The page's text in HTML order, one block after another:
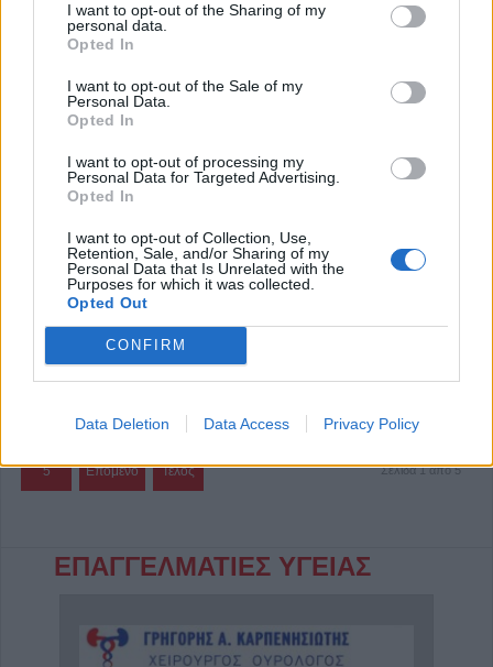
I want to opt-out of the Sharing of my
personal data.
Opted In
I want to opt-out of the Sale of my
Personal Data.
Opted In
I want to opt-out of processing my
Personal Data for Targeted Advertising.
Opted In
I want to opt-out of Collection, Use,
Retention, Sale, and/or Sharing of my
Personal Data that Is Unrelated with the
Purposes for which it was collected.
Opted Out
CONFIRM
Data Deletion Data Access Privacy Policy
Αγαπητοί Πολίτες, με αγανάκτηση οι Μουζακιώτες
Δημάρχου Μουζακίου κ. Θ. Στάθη για το υπερβολικό
κόστος και τη δαπάνη απομάκρυνσης των
αμιαντοσκεπών!!! από τον συνοικισμό Σεισμοπλήκτων
Μουζακίου, καθώς επίσης και για τη σχετική όψιμη!!!
Θεσσαλίας.
ΚατηγορίαΆρθρα 07 Φεβ 2025
Προηγούμενο 1 3 4
5 Επόμενο Τέλος Σελίδα 1 από 5
ΕΠΑΓΓΕΛΜΑΤΙΕΣ ΥΓΕΙΑΣ